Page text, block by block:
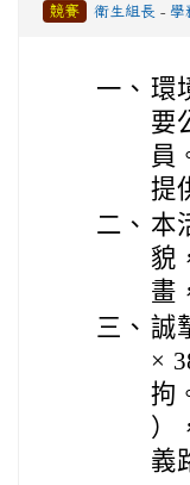
競賽 衛生組長 - 學
一、 環
要
員
提
二、 本
貌
畫
三、 誠
×
拘
）
義